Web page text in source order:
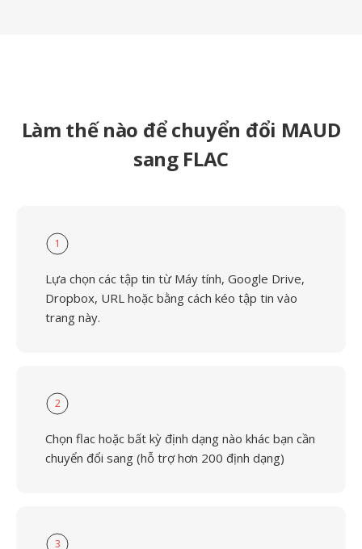
Làm thế nào để chuyển đổi MAUD
sang FLAC
1
Lựa chọn các tập tin từ Máy tính, Google Drive,
Dropbox, URL hoặc bằng cách kéo tập tin vào
trang này.
2
Chọn flac hoặc bất kỳ định dạng nào khác bạn cần
chuyển đổi sang (hỗ trợ hơn 200 định dạng)
3